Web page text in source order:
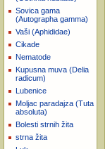
Sovica gama
(Autographa gamma)
Vaši (Aphididae)
Cikade
Nematode
Kupusna muva (Delia
radicum)
Lubenice
Moljac paradajza (Tuta
absoluta)
Bolesti strnih žita
strna žita